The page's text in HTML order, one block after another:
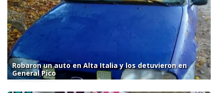
Robaron un auto en Alta Italia y los detuvieron en
General Pico